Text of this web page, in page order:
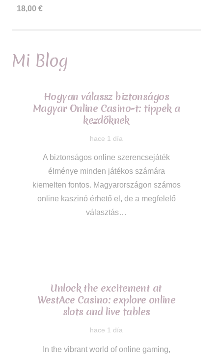
18,00 €
Mi Blog
Hogyan válassz biztonságos
Magyar Online Casino-t: tippek a
kezdőknek
hace 1 día
A biztonságos online szerencsejáték
élménye minden játékos számára
kiemelten fontos. Magyarországon számos
online kaszinó érhető el, de a megfelelő
választás…
Unlock the excitement at
WestAce Casino: explore online
slots and live tables
hace 1 día
In the vibrant world of online gaming,